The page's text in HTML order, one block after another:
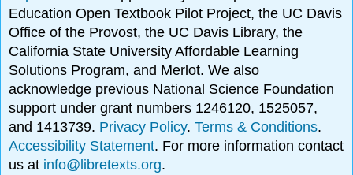
Education Open Textbook Pilot Project, the UC Davis
Office of the Provost, the UC Davis Library, the
California State University Affordable Learning
Solutions Program, and Merlot. We also
acknowledge previous National Science Foundation
support under grant numbers 1246120, 1525057,
and 1413739. Privacy Policy.Terms & Conditions.
Accessibility Statement. For more information contact
us at info@libretexts.org.